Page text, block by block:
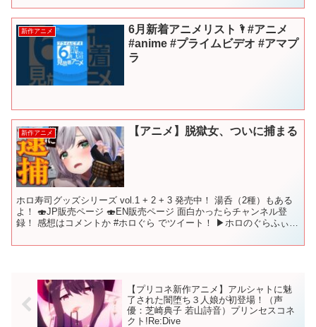
新作アニメ
6月新着アニメリスト🌂#アニメ
#anime #プライムビデオ #アマプ
ラ
新作アニメ 【アニメ】脱獄女、ついに捕まる
ホロ寿司グッズシリーズ vol.1 + 2 + 3 発売中！ 湯呑（2種）もある
よ！ 🍣JP販売ページ 🍣EN販売ページ 面白かったらチャンネル登
録！ 感想はコメントか #ホロぐら でツイート！ ▶︎ホロのぐらふぃて
【プリコネ新作アニメ】アルシャトに魅
了された闇堕ち３人娘が初登場！（声
優：芝崎典子 若山詩音）プリンセスコネ
クト!Re:Dive